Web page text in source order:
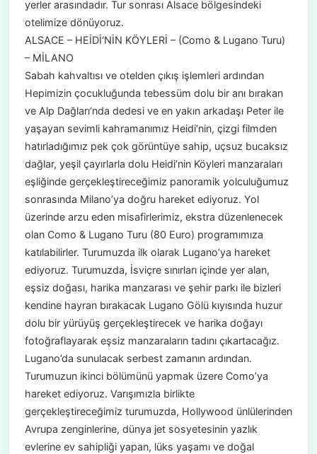
yerler arasındadır. Tur sonrası Alsace bölgesindeki
otelimize dönüyoruz.
ALSACE – HEİDİ‘NİN KÖYLERİ – (Como & Lugano Turu)
– MİLANO
Sabah kahvaltısı ve otelden çıkış işlemleri ardından
Hepimizin çocukluğunda tebessüm dolu bir anı bırakan
ve Alp Dağları‘nda dedesi ve en yakın arkadaşı Peter ile
yaşayan sevimli kahramanımız Heidi‘nin, çizgi filmden
hatırladığımız pek çok görüntüye sahip, uçsuz bucaksız
dağlar, yeşil çayırlarla dolu Heidi’nin Köyleri manzaraları
eşliğinde gerçekleştireceğimiz panoramik yolculuğumuz
sonrasında Milano’ya doğru hareket ediyoruz. Yol
üzerinde arzu eden misafirlerimiz, ekstra düzenlenecek
olan Como & Lugano Turu (80 Euro) programımıza
katılabilirler. Turumuzda ilk olarak Lugano’ya hareket
ediyoruz. Turumuzda, İsviçre sınırları içinde yer alan,
eşsiz doğası, harika manzarası ve şehir parkı ile bizleri
kendine hayran bırakacak Lugano Gölü kıyısında huzur
dolu bir yürüyüş gerçekleştirecek ve harika doğayı
fotoğraflayarak eşsiz manzaraların tadını çıkartacağız.
Lugano’da sunulacak serbest zamanın ardından.
Turumuzun ikinci bölümünü yapmak üzere Como’ya
hareket ediyoruz. Varışımızla birlikte
gerçekleştireceğimiz turumuzda, Hollywood ünlülerinden
Avrupa zenginlerine, dünya jet sosyetesinin yazlık
evlerine ev sahipliği yapan, lüks yaşamı ve doğal